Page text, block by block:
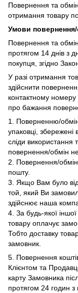
Повернення та
отримання товару
Умови повернення/
Повернення та обмін
протягом 14 днів з
покупця, згідно
У разі отримання
здійснити
контактному
про бажання
1. Поверненню/
упаковці, збережені
сліди використання
повернення/обмін
2. Повернення/
пошту.
3. Якщо Вам було
той, який Ви
здійснює наша
4. За будь-якої
товару оплачує
Тобто доставку
замовник.
5. Повернення
Клієнтом та
карту Замовника
протягом 24 годин